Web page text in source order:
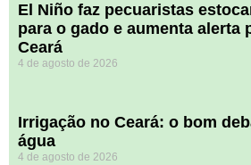
El Niño faz pecuaristas
para o gado e aumenta alerta
Ceará
4 de agosto de 2026
Irrigação no Ceará: o bom
água
4 de agosto de 2026